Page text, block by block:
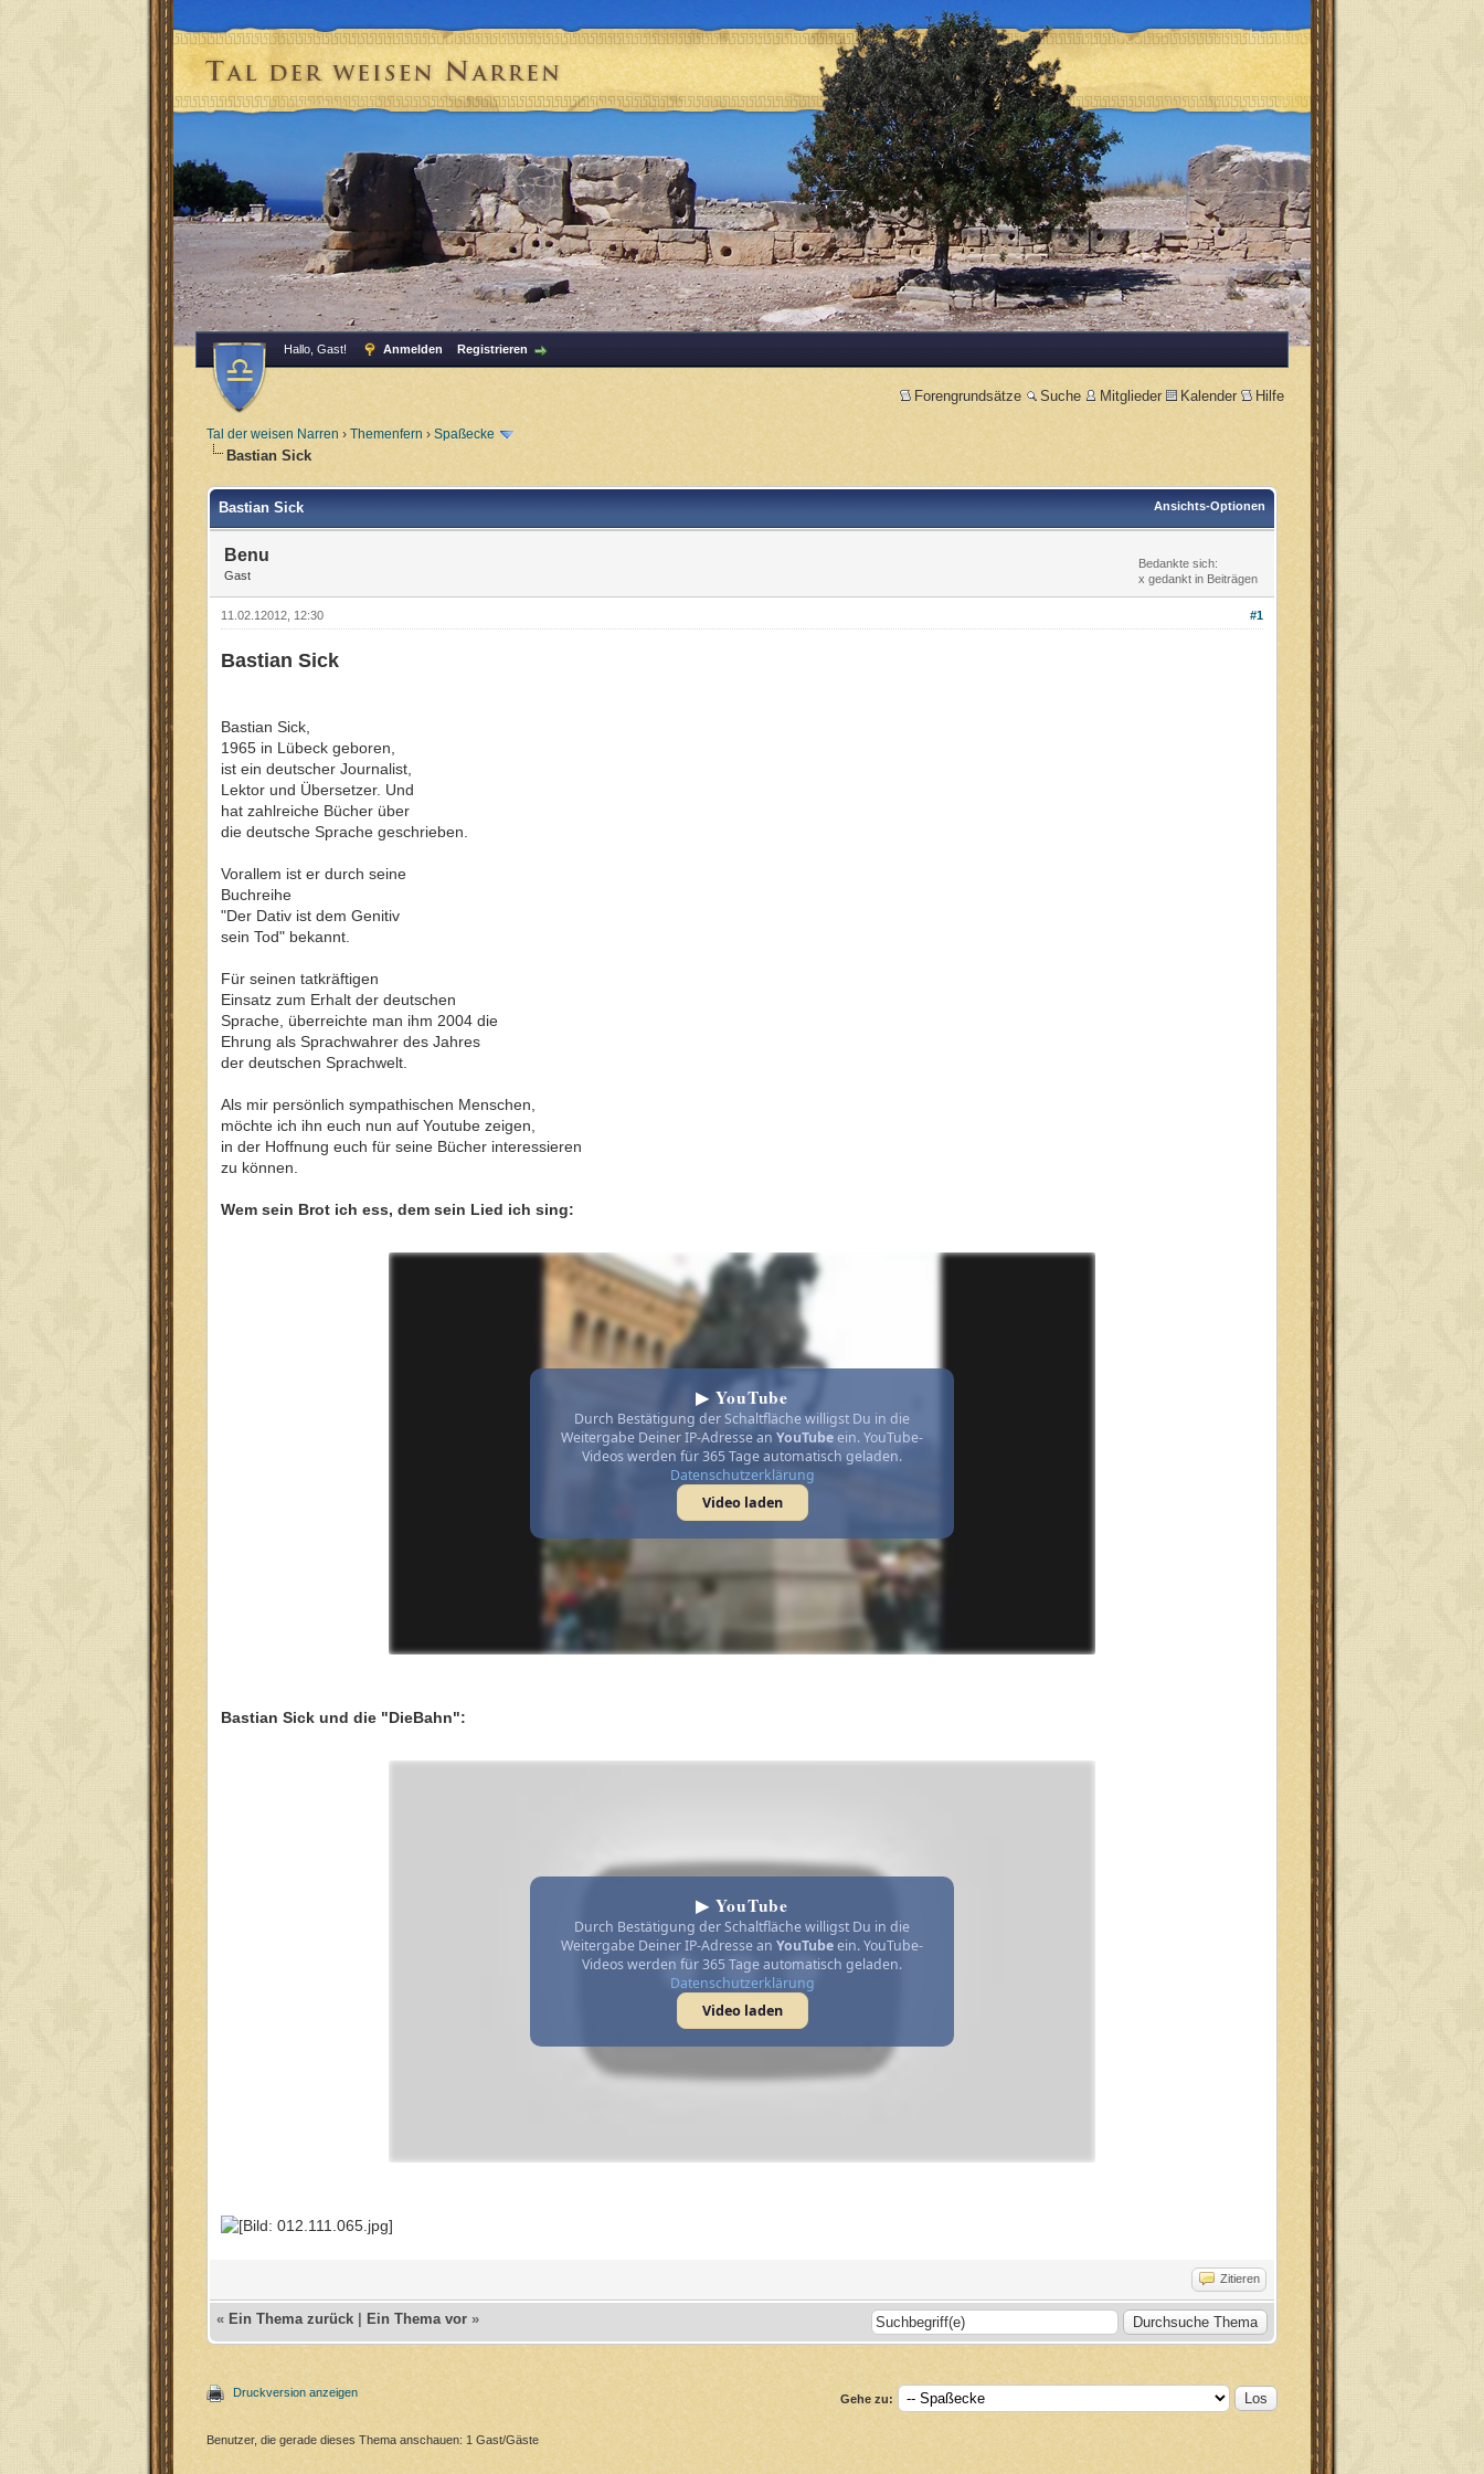
Hallo, Gast! Anmelden Registrieren
Forengrundsätze Suche Mitglieder Kalender Hilfe
Tal der weisen Narren › Themenfern › Spaßecke
Bastian Sick
Ansichts-Optionen
Bastian Sick
Benu
Gast
Bedankte sich:
x gedankt in Beiträgen
#1
11.02.12012, 12:30
Bastian Sick
Bastian Sick,
1965 in Lübeck geboren,
ist ein deutscher Journalist,
Lektor und Übersetzer. Und
hat zahlreiche Bücher über
die deutsche Sprache geschrieben.
Vorallem ist er durch seine
Buchreihe
"Der Dativ ist dem Genitiv
sein Tod" bekannt.
Für seinen tatkräftigen
Einsatz zum Erhalt der deutschen
Sprache, überreichte man ihm 2004 die
Ehrung als Sprachwahrer des Jahres
der deutschen Sprachwelt.
Als mir persönlich sympathischen Menschen,
möchte ich ihn euch nun auf Youtube zeigen,
in der Hoffnung euch für seine Bücher interessieren
zu können.
Wem sein Brot ich ess, dem sein Lied ich sing:
▶ YouTube
Durch Bestätigung der Schaltfläche willigst Du in die
Weitergabe Deiner IP-Adresse an YouTubeein. YouTube-
Videos werden für 365 Tage automatisch geladen.
Datenschutzerklärung
Video laden
Bastian Sick und die "DieBahn":
▶ YouTube
Durch Bestätigung der Schaltfläche willigst Du in die
Weitergabe Deiner IP-Adresse an YouTubeein. YouTube-
Videos werden für 365 Tage automatisch geladen.
Datenschutzerklärung
Video laden
Zitieren
« Ein Thema zurück Ein Thema vor »
Druckversion anzeigen Gehe zu:
Benutzer, die gerade dieses Thema anschauen: 1 Gast/Gäste